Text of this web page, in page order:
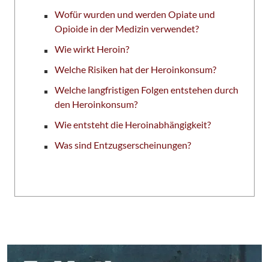
Wofür wurden und werden Opiate und
Opioide in der Medizin verwendet?
Wie wirkt Heroin?
Welche Risiken hat der Heroinkonsum?
Welche langfristigen Folgen entstehen durch
den Heroinkonsum?
Wie entsteht die Heroinabhängigkeit?
Was sind Entzugserscheinungen?
Seitenbereich